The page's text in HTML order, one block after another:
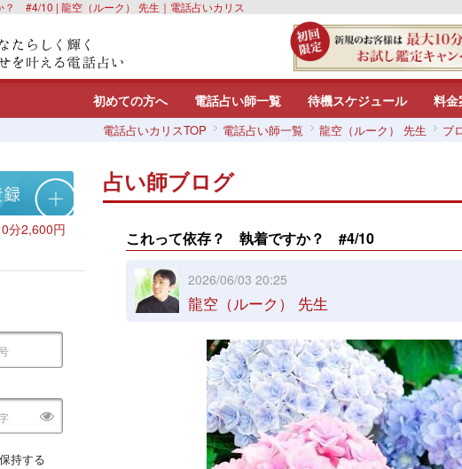
#4/10 | 龍空（ルーク） 先生｜電話占いカリス
初めての方へ 電話占い師一覧 待機スケジュール 料金
電話占いカリスTOP 電話占い師一覧 龍空（ルーク） 先生 ブ
分2,600円
持する
占い師ブログ
これって依存？ 執着ですか？ #4/10
2026/06/03 20:25
龍空（ルーク） 先生